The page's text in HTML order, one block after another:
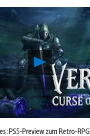
Verho
–
Curse
of
Faces:
PS5-
Preview
zum
Retro-
PS5-Preview zum Retro-RPG